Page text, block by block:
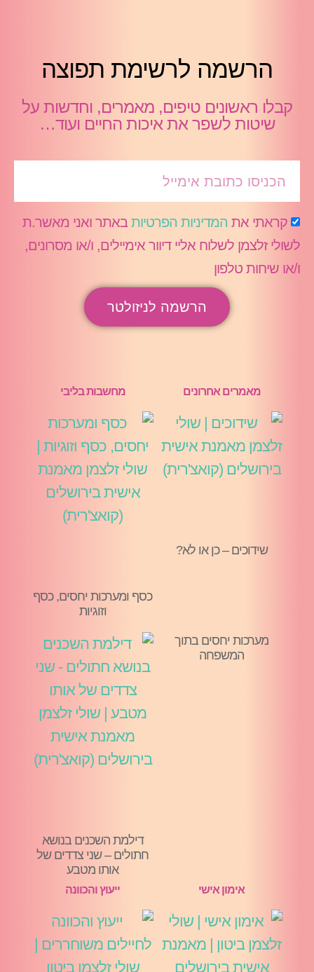
הרשמה לרשימת תפוצה
קבלו ראשונים טיפים, מאמרים, וחדשות על
שיטות לשפר את איכות החיים ועוד…
קראתי את המדיניות הפרטיותבאתר ואני מאשר.ת
לשולי זלצמן לשלוח אליי דיוור אימיילים, ו/או מסרונים,
ו/או שיחות טלפון
הרשמה לניזולטר
מאמרים אחרונים
שידוכים – כן או לא?
מערכות יחסים בתוך
המשפחה
מחשבות בליבי
כסף ומערכות יחסים, כסף
וזוגיות
דילמת השכנים בנושא
חתולים – שני צדדים של
אותו מטבע
אימון אישי ייעוץ והכוונה